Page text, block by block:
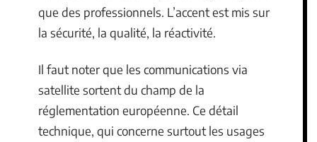
que des professionnels. L’accent est mis sur
la sécurité, la qualité, la réactivité.
Il faut noter que les communications via
satellite sortent du champ de la
réglementation européenne. Ce détail
technique, qui concerne surtout les usages